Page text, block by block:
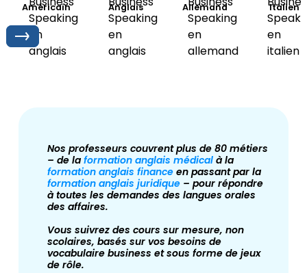
Américain Anglais Allemand Italien
Nos professeurs couvrent plus de 80 métiers
– de laformation anglais médicalà la
formation anglais financeen passant par la
formation anglais juridique– pour répondre
à toutes les demandes des langues orales
des affaires.
Vous suivrez des cours sur mesure, non
scolaires, basés sur vos besoins de
vocabulaire business et sous forme de jeux
de rôle.